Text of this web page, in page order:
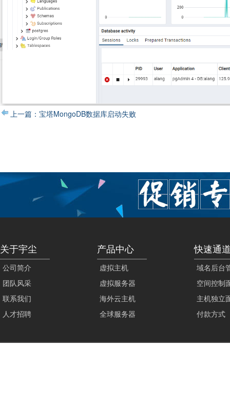
上一篇：宝塔MongoDB数据库启动失败
关于宇尘
公司简介
团队风采
联系我们
人才招聘
产品中心
虚拟主机
虚拟服务器
海外云主机
全球服务器
快速通
域名后台
空间控制
主机独立
付款方式